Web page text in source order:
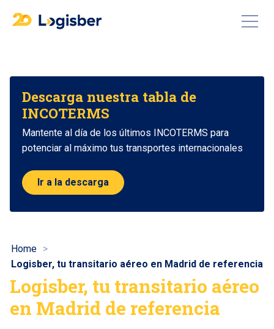
Descarga nuestra tabla de
INCOTERMS
Mantente al día de los últimos INCOTERMS para
potenciar al máximo tus transportes internacionales
Ir a la descarga
Home
Logisber, tu transitario aéreo en Madrid de referencia
Logisber, tu transitario aéreo
en Madrid de referencia